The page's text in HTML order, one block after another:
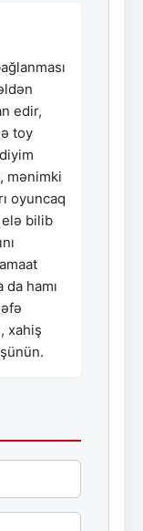
edir,
toy
mənimki
oyuncaq
elə bilib
hamı
xahiş